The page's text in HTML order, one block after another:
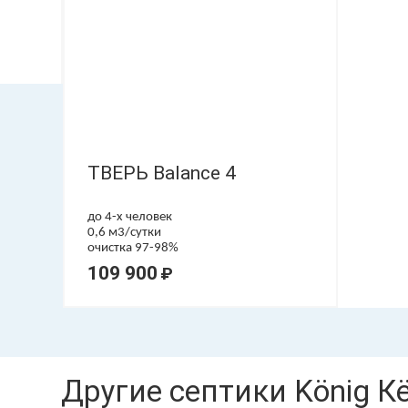
ТВЕРЬ Balance 4
до 4-х человек
0,6 м3/сутки
очистка 97-98%
109 900 ₽
Другие септики König